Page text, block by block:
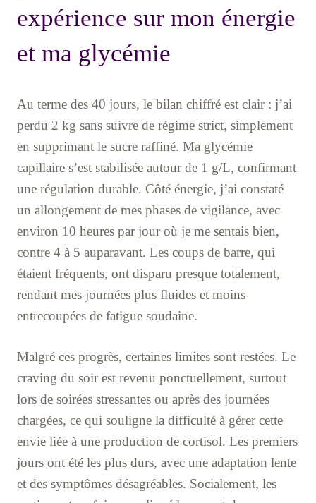
expérience sur mon énergie
et ma glycémie
Au terme des 40 jours, le bilan chiffré est clair : j’ai
perdu 2 kg sans suivre de régime strict, simplement
en supprimant le sucre raffiné. Ma glycémie
capillaire s’est stabilisée autour de 1 g/L, confirmant
une régulation durable. Côté énergie, j’ai constaté
un allongement de mes phases de vigilance, avec
environ 10 heures par jour où je me sentais bien,
contre 4 à 5 auparavant. Les coups de barre, qui
étaient fréquents, ont disparu presque totalement,
rendant mes journées plus fluides et moins
entrecoupées de fatigue soudaine.
Malgré ces progrès, certaines limites sont restées. Le
craving du soir est revenu ponctuellement, surtout
lors de soirées stressantes ou après des journées
chargées, ce qui souligne la difficulté à gérer cette
envie liée à une production de cortisol. Les premiers
jours ont été les plus durs, avec une adaptation lente
et des symptômes désagréables. Socialement, les